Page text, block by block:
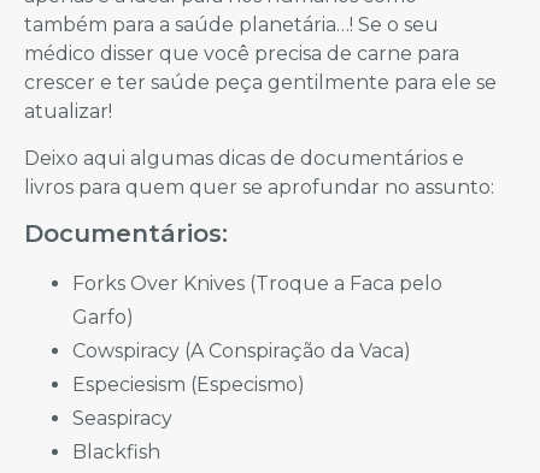
também para a saúde planetária…! Se o seu
médico disser que você precisa de carne para
crescer e ter saúde peça gentilmente para ele se
atualizar!
Deixo aqui algumas dicas de documentários e
livros para quem quer se aprofundar no assunto:
Documentários:
Forks Over Knives (Troque a Faca pelo
Garfo)
Cowspiracy (A Conspiração da Vaca)
Especiesism (Especismo)
Seaspiracy
Blackfish